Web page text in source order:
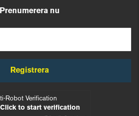
Prenumerera nu
Registrera
Robot Verification
Click to start verification